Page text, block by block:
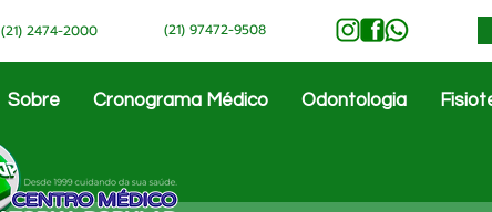
(21) 2474-2000 (21) 97472-9508
Sobre Cronograma Médico Odontologia